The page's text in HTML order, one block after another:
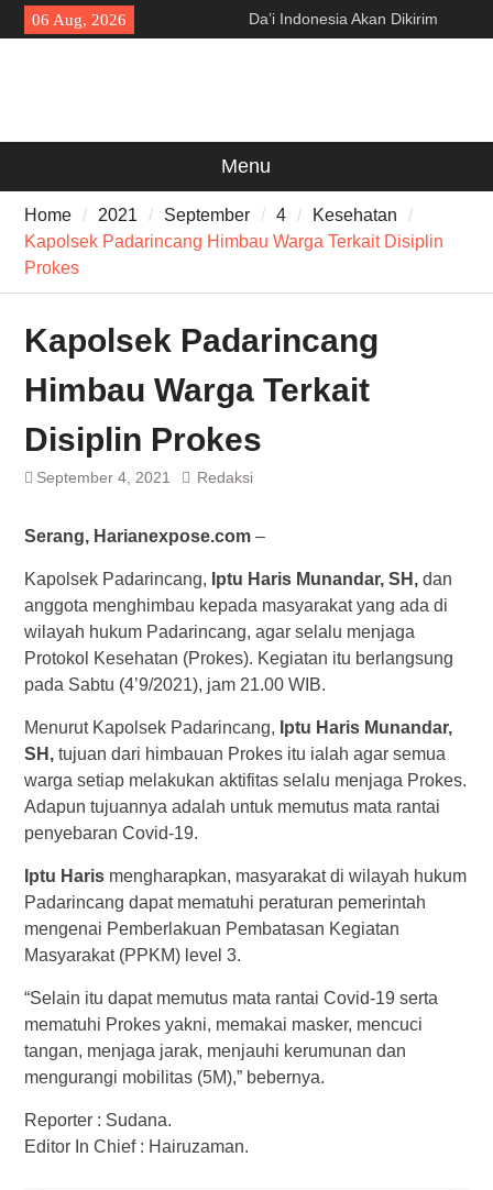
Skip
to
06 Aug, 2026
Da’i Indonesia Akan Dikirim
MUI ke Al-Azhar dan Madinah
Pelaksana Diduga Abaikan K3
Menu
Home 2021 September 4
Kesehatan
Kapolsek Padarincang Himbau Warga Terkait Disiplin
Prokes
Kapolsek Padarincang
Himbau Warga Terkait
Disiplin Prokes
September 4, 2021 Redaksi
Serang, Harianexpose.com–
Kapolsek Padarincang, Iptu Haris Munandar, SH,dan
anggota menghimbau kepada masyarakat yang ada di
wilayah hukum Padarincang, agar selalu menjaga
Protokol Kesehatan (Prokes). Kegiatan itu berlangsung
pada Sabtu (4’9/2021), jam 21.00 WIB.
Menurut Kapolsek Padarincang, Iptu Haris Munandar,
SH,tujuan dari himbauan Prokes itu ialah agar semua
warga setiap melakukan aktifitas selalu menjaga Prokes.
Adapun tujuannya adalah untuk memutus mata rantai
penyebaran Covid-19.
Iptu Harismengharapkan, masyarakat di wilayah hukum
Padarincang dapat mematuhi peraturan pemerintah
mengenai Pemberlakuan Pembatasan Kegiatan
Masyarakat (PPKM) level 3.
“Selain itu dapat memutus mata rantai Covid-19 serta
mematuhi Prokes yakni, memakai masker, mencuci
tangan, menjaga jarak, menjauhi kerumunan dan
mengurangi mobilitas (5M),” bebernya.
Reporter : Sudana.
Editor In Chief : Hairuzaman.